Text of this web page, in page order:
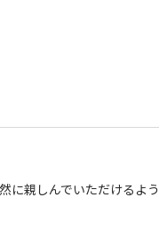
に親しんでいただけるよう